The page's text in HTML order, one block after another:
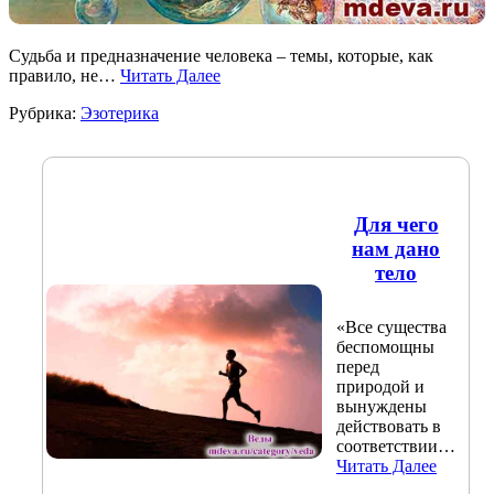
Судьба и предназначение человека – темы, которые, как
правило, не… Читать Далее
Рубрика: Эзотерика
Для чего
нам дано
тело
«Все существа
беспомощны
перед
природой и
вынуждены
действовать в
соответствии…
Читать Далее